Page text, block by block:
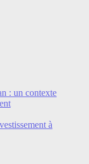
: un contexte
à